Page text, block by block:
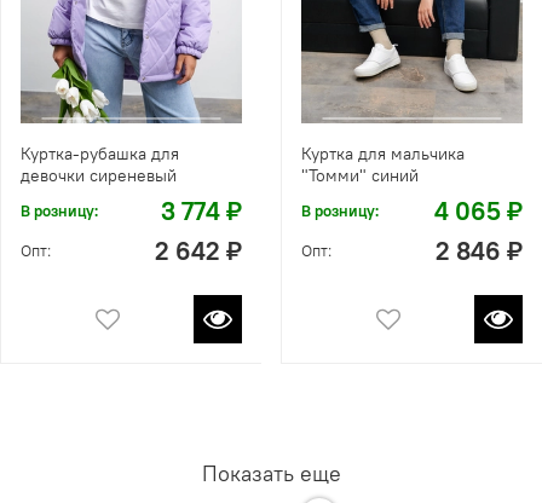
Куртка-рубашка для
девочки сиреневый
В розницу: 3 774 ₽
Опт: 2 642 ₽
Куртка для мальчика
"Томми" синий
В розницу: 4 065 ₽
Опт: 2 846 ₽
Показать еще